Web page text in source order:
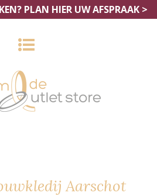
PLAN HIER UW AFSPRAAK >
Aarschot